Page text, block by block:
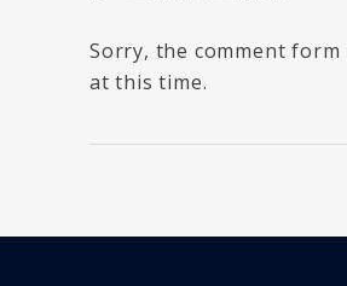
Sorry, the comment form
at this time.